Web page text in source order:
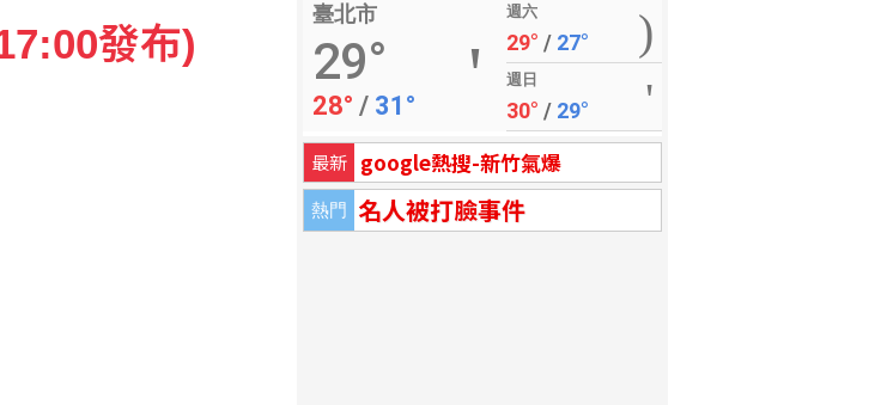
臺北市
29°
28° / 31°
週六
29° / 27°
週日
30° / 29°
最新 google熱搜-新竹氣爆
熱門 名人被打臉事件
發布)